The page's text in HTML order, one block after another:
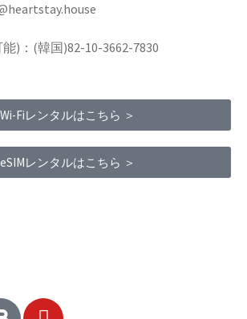
)：(韓国)82-10-3662-7830
Wi-Fiレンタルはこちら ＞
eSIMレンタルはこちら ＞